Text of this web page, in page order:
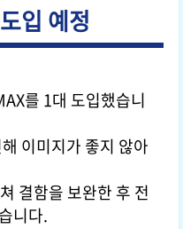
입 예정
를 1대 도입했습니
이미지가 좋지 않아
결함을 보완한 후 전
니다.